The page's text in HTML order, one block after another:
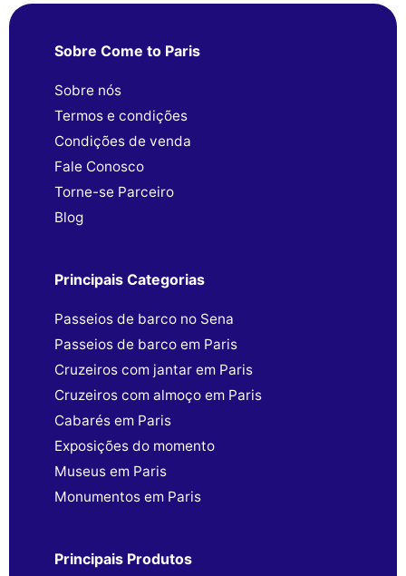
Sobre Come to Paris
Sobre nós
Termos e condições
Condições de venda
Fale Conosco
Torne-se Parceiro
Blog
Principais Categorias
Passeios de barco no Sena
Passeios de barco em Paris
Cruzeiros com jantar em Paris
Cruzeiros com almoço em Paris
Cabarés em Paris
Exposições do momento
Museus em Paris
Monumentos em Paris
Principais Produtos